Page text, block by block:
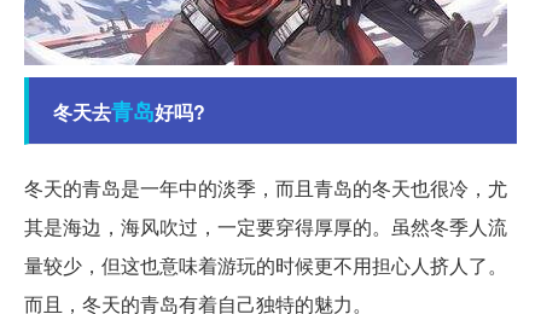
冬天去青岛好吗?
冬天的青岛是一年中的淡季，而且青岛的冬天也很冷，尤
其是海边，海风吹过，一定要穿得厚厚的。虽然冬季人流
量较少，但这也意味着游玩的时候更不用担心人挤人了。
而且，冬天的青岛有着自己独特的魅力。